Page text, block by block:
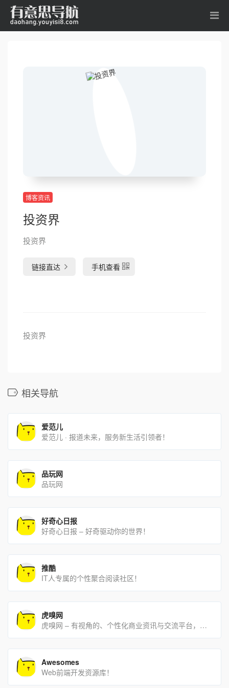
博客资讯
投资界
投资界
链接直达 手机查看
投资界
相关导航
爱范儿
爱范儿 · 报道未来，服务新生活引领者！
品玩网
品玩网
好奇心日报
好奇心日报 – 好奇驱动你的世界！
推酷
IT人专属的个性聚合阅读社区！
虎嗅网
虎嗅网 – 有视角的、个性化商业资讯与交流平台，核心关注对象是包括公众公司与创业型企业在内的一系列明星公司！
Awesomes
Web前端开发资源库！